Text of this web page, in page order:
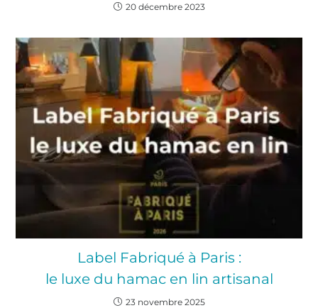
20 décembre 2023
Label Fabriqué à Paris :
le luxe du hamac en lin artisanal
23 novembre 2025